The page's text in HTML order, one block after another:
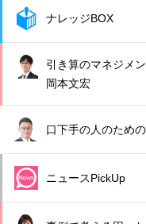
ナレッジBOX
引き算のマネジメ
岡本文宏
口下手の人のため
ニュースPickUp